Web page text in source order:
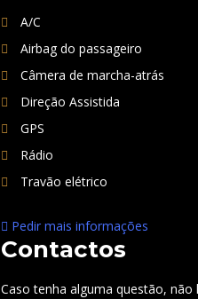
A/C
Airbag do passageiro
Câmera de marcha-atrás
Direção Assistida
GPS
Rádio
Travão elétrico
Pedir mais informações
Contactos
Caso tenha alguma questão,